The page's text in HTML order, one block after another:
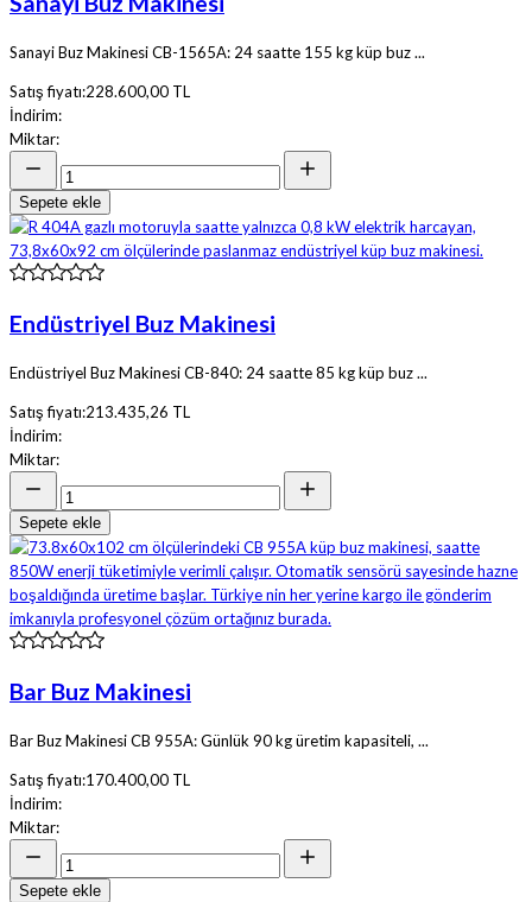
Sanayi Buz Makinesi CB-1565A: 24 saatte 155 kg küp buz ...
Satış fiyatı:228.600,00 TL
İndirim:
Miktar:
Sepete ekle
Endüstriyel Buz Makinesi
Endüstriyel Buz Makinesi CB-840: 24 saatte 85 kg küp buz ...
Satış fiyatı:213.435,26 TL
İndirim:
Miktar:
Sepete ekle
Bar Buz Makinesi
Bar Buz Makinesi CB 955A: Günlük 90 kg üretim kapasiteli, ...
Satış fiyatı:170.400,00 TL
İndirim:
Miktar:
Sepete ekle